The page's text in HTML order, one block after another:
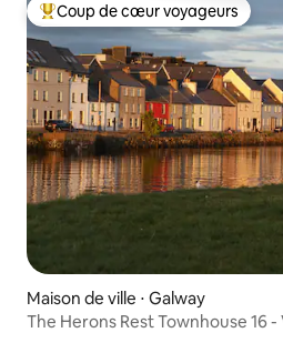
Coups de cœur voyageurs les
Coup de cœur voyageurs
Maison de ville ⋅ Galway
The Herons Rest Townhouse 16